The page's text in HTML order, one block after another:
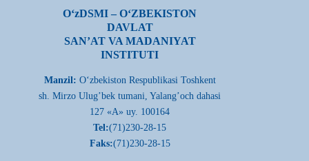
О‘zDSMI – О‘ZBEKISTON
DAVLAT
SAN’AT VA MADANIYAT
INSTITUTI
Manzil: О‘zbekiston Respublikasi Toshkent
sh. Mirzo Ulug’bek tumani, Yalang’och dahasi
127 «A» uy. 100164
Tel:(71)230-28-15
Faks:(71)230-28-15